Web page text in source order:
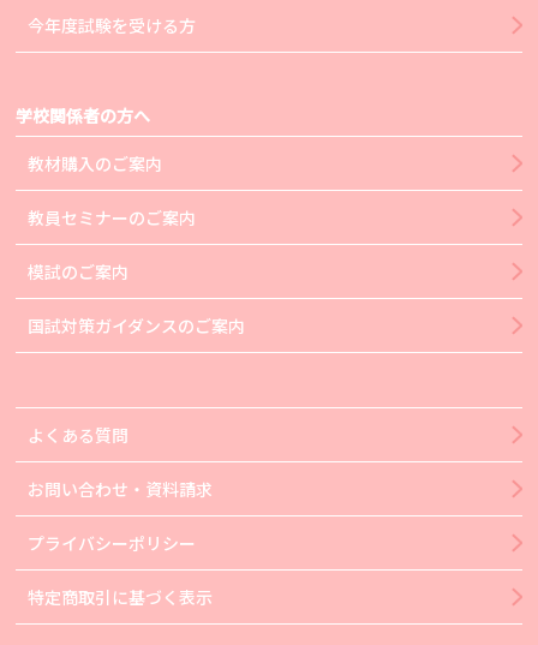
今年度試験を受ける方
学校関係者の方へ
教材購入のご案内
教員セミナーのご案内
模試のご案内
国試対策ガイダンスのご案内
よくある質問
お問い合わせ・資料請求
プライバシーポリシー
特定商取引に基づく表示